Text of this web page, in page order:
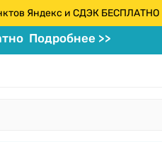
Яндекс и СДЭК БЕСПЛАТНО
Подробнее >>